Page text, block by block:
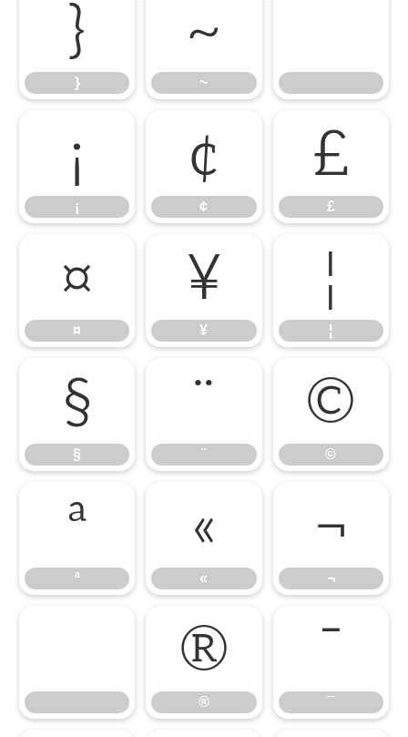
}
}
~
~
¡
¡
¢
¢
£
£
¤
¤
¥
¥
¦
¦
§
§
¨
¨
©
©
ª
ª
«
«
¬
¬
®
®
¯
¯